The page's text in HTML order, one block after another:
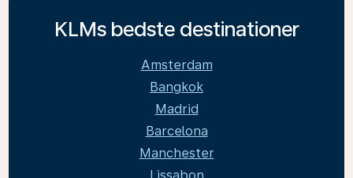
KLMs bedste destinationer
Amsterdam
Bangkok
Madrid
Barcelona
Manchester